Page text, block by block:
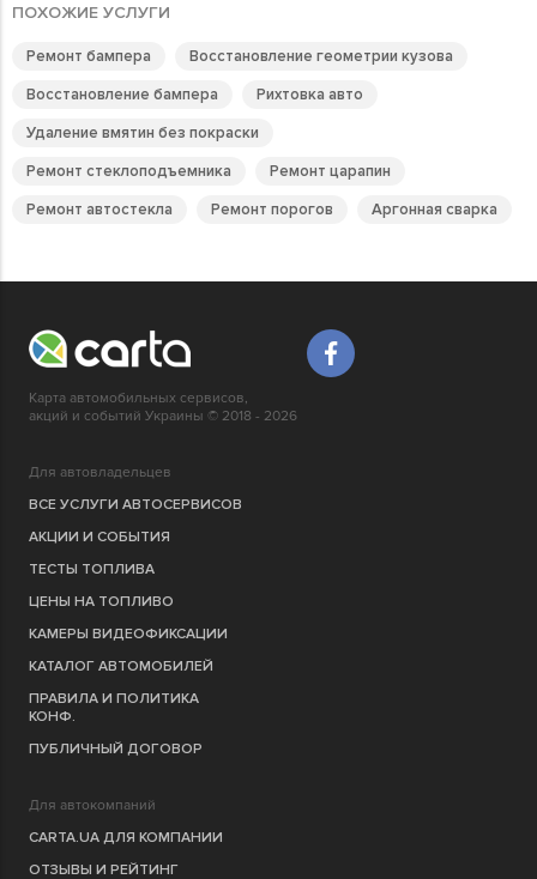
ПОХОЖИЕ УСЛУГИ
Ремонт бампера
Восстановление геометрии кузова
Восстановление бампера
Рихтовка авто
Удаление вмятин без покраски
Ремонт стеклоподъемника
Ремонт царапин
Ремонт автостекла
Ремонт порогов Аргонная сварка
Карта автомобильных сервисов,
акций и событий Украины © 2018 - 2026
Для автовладельцев
ВСЕ УСЛУГИ АВТОСЕРВИСОВ
АКЦИИ И СОБЫТИЯ
ТЕСТЫ ТОПЛИВА
ЦЕНЫ НА ТОПЛИВО
КАМЕРЫ ВИДЕОФИКСАЦИИ
КАТАЛОГ АВТОМОБИЛЕЙ
ПРАВИЛА И ПОЛИТИКА
КОНФ.
ПУБЛИЧНЫЙ ДОГОВОР
Для автокомпаний
CARTA.UA ДЛЯ КОМПАНИИ
ОТЗЫВЫ И РЕЙТИНГ